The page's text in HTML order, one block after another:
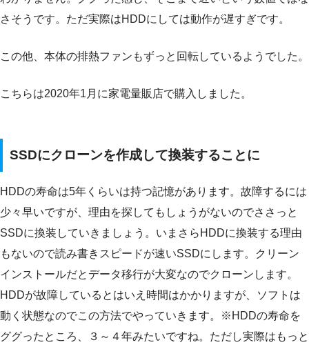
さそうです。ただ実際はHDDにしては動作が遅すぎです。
この他、本体の排熱ファンもずっと回転しているようでした。
こちらは2020年1月に家電量販店で購入しました。
SSDにクローンを作成して換装することに
HDDの寿命は5年くらいは持つ記憶があります。故障するには
少々早いですが、理由を探してもしょうがないのでささっと
SSDに換装していきましょう。いまさらHDDに換装する理由
もないので読み書きスピードが速いSSDにします。クリーン
インストールだとデータ移行が大変なのでクローンします。
HDDが故障しているとはいえ時間はかかりますが、ソフトは
動く状態なのでこの方法でやっていきます。※HDDの寿命を
ググったところ、３～４年みたいですね。ただし実際はもっと